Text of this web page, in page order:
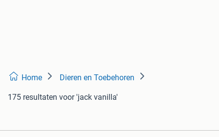
Home Dieren en Toebehoren
175 resultaten voor 'jack vanilla'